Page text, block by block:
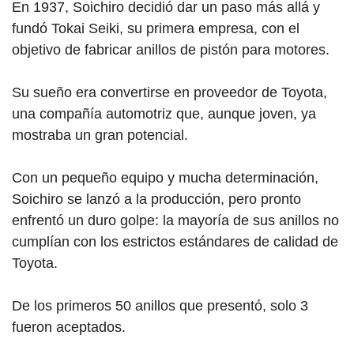
En 1937, Soichiro decidió dar un paso más allá y
fundó Tokai Seiki, su primera empresa, con el
objetivo de fabricar anillos de pistón para motores.
Su sueño era convertirse en proveedor de Toyota,
una compañía automotriz que, aunque joven, ya
mostraba un gran potencial.
Con un pequeño equipo y mucha determinación,
Soichiro se lanzó a la producción, pero pronto
enfrentó un duro golpe: la mayoría de sus anillos no
cumplían con los estrictos estándares de calidad de
Toyota.
De los primeros 50 anillos que presentó, solo 3
fueron aceptados.